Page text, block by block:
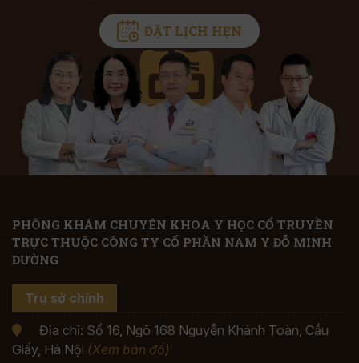
ĐẶT LỊCH HẸN
PHÒNG KHÁM CHUYÊN KHOA Y HỌC CỔ TRUYỀN
TRỰC THUỘC CÔNG TY CỔ PHẦN NAM Y ĐỖ MINH
ĐƯỜNG
Trụ sở chính
Địa chỉ: Số 16, Ngõ 168 Nguyễn Khánh Toàn, Cầu
Giấy, Hà Nội (Xem bản đồ)